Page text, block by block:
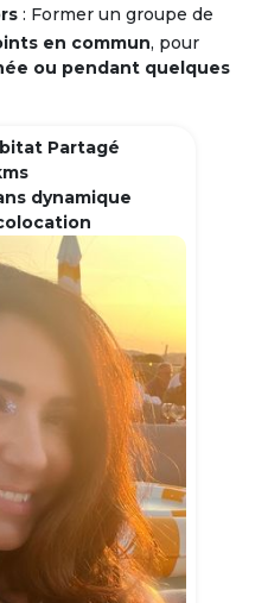
: Former un groupe de
en commun, pour
ou pendant quelques
Partagé
dynamique